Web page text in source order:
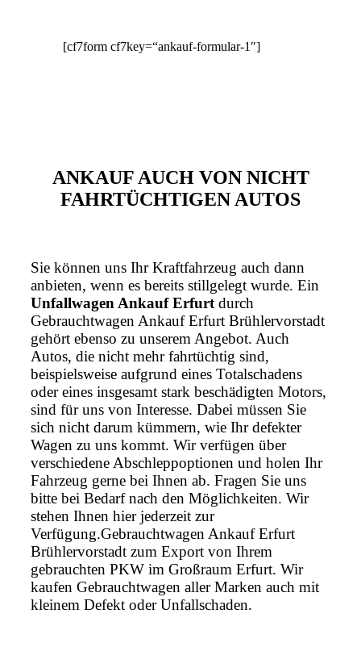
[cf7form cf7key=“ankauf-formular-1″]
ANKAUF AUCH VON NICHT
FAHRTÜCHTIGEN AUTOS
Sie können uns Ihr Kraftfahrzeug auch dann
anbieten, wenn es bereits stillgelegt wurde. Ein
Unfallwagen Ankauf Erfurt durch
Gebrauchtwagen Ankauf Erfurt Brühlervorstadt
gehört ebenso zu unserem Angebot. Auch
Autos, die nicht mehr fahrtüchtig sind,
beispielsweise aufgrund eines Totalschadens
oder eines insgesamt stark beschädigten Motors,
sind für uns von Interesse. Dabei müssen Sie
sich nicht darum kümmern, wie Ihr defekter
Wagen zu uns kommt. Wir verfügen über
verschiedene Abschleppoptionen und holen Ihr
Fahrzeug gerne bei Ihnen ab. Fragen Sie uns
bitte bei Bedarf nach den Möglichkeiten. Wir
stehen Ihnen hier jederzeit zur
Verfügung.Gebrauchtwagen Ankauf Erfurt
Brühlervorstadt zum Export von Ihrem
gebrauchten PKW im Großraum Erfurt. Wir
kaufen Gebrauchtwagen aller Marken auch mit
kleinem Defekt oder Unfallschaden.